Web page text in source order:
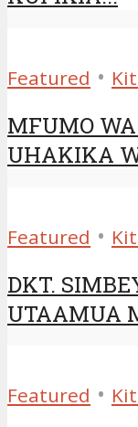
Featured •
MFUMO
UHAKIKA
Featured •
DKT.
UTAAMUA
Featured •